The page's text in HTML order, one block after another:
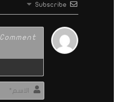
Subscribe